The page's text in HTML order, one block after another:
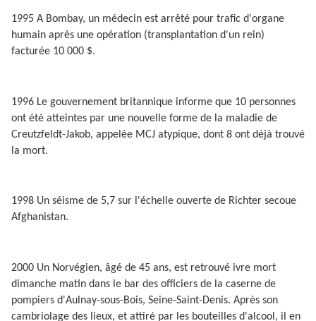
1995 A Bombay, un médecin est arrêté pour trafic d'organe
humain après une opération (transplantation d'un rein)
facturée 10 000 $­­­­­­.
1996 Le gouvernement britannique informe que 10 personnes
ont été atteintes par une nouvelle forme de la maladie de
Creutzfeldt-Jakob, appelée MCJ atypique, dont 8 ont déjà trouvé
la mort.
1998 Un séisme de 5,7 sur l'échelle ouverte de Richter secoue
Afghanistan.
2000 Un Norvégien, âgé de 45 ans, est retrouvé ivre mort
dimanche matin dans le bar des officiers de la caserne de
pompiers d'Aulnay-sous-Bois, Seine-Saint-Denis. Après son
cambriolage des lieux, et attiré par les bouteilles d'alcool, il en